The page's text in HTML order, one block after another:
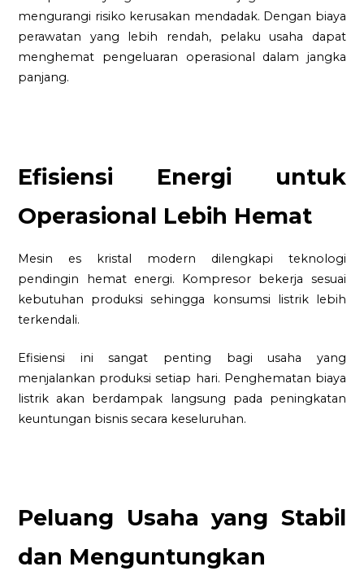
mengurangi risiko kerusakan mendadak. Dengan biaya
perawatan yang lebih rendah, pelaku usaha dapat
menghemat pengeluaran operasional dalam jangka
panjang.
Efisiensi Energi untuk
Operasional Lebih Hemat
Mesin es kristal modern dilengkapi teknologi
pendingin hemat energi. Kompresor bekerja sesuai
kebutuhan produksi sehingga konsumsi listrik lebih
terkendali.
Efisiensi ini sangat penting bagi usaha yang
menjalankan produksi setiap hari. Penghematan biaya
listrik akan berdampak langsung pada peningkatan
keuntungan bisnis secara keseluruhan.
Peluang Usaha yang Stabil
dan Menguntungkan